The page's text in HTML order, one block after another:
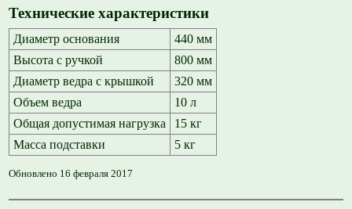
Технические характеристики
Диаметр основания
440 мм
Высота с ручкой
800 мм
Диаметр ведра с крышкой
320 мм
Объем ведра
10 л
Общая допустимая нагрузка
15 кг
Масса подставки
5 кг
Обновлено 16 февраля 2017